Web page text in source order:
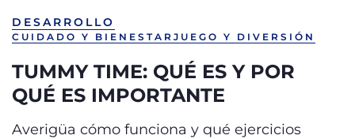
DESARROLLO
CUIDADO Y BIENESTAR JUEGO Y DIVERSIÓN
TUMMY TIME: QUÉ ES Y POR
QUÉ ES IMPORTANTE
Averigüa cómo funciona y qué ejercicios